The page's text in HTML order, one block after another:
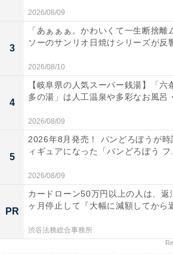
2026/08/09
3
「あぁぁぁ。かわいくて一生断捨離
ソーのサンリオ日焼けシリーズが反
2026/08/10
4
【岐阜県の人気スーパー銭湯】「六
多の湯」は人工温泉や多彩なお風呂
2026/08/09
5
2026年8月発売！ パンどろぼうが時
ィギュアになった「パンどろぼう フ
2026/08/09
PR
カードローン50万円以上の人は、返
ヶ月停止して『大幅に減額してから
渋谷法務総合事務所